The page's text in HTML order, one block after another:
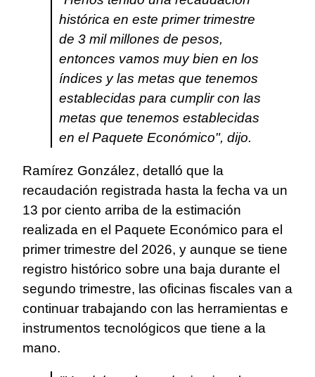
histórica en este primer trimestre
de 3 mil millones de pesos,
entonces vamos muy bien en los
índices y las metas que tenemos
establecidas para cumplir con las
metas que tenemos establecidas
en el Paquete Económico", dijo.
Ramírez González, detalló que la
recaudación registrada hasta la fecha va un
13 por ciento arriba de la estimación
realizada en el Paquete Económico para el
primer trimestre del 2026, y aunque se tiene
registro histórico sobre una baja durante el
segundo trimestre, las oficinas fiscales van a
continuar trabajando con las herramientas e
instrumentos tecnológicos que tiene a la
mano.